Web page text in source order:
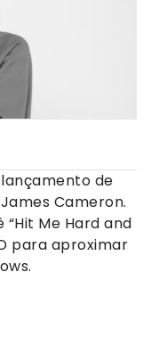
de
Cameron.
Me Hard and
para aproximar